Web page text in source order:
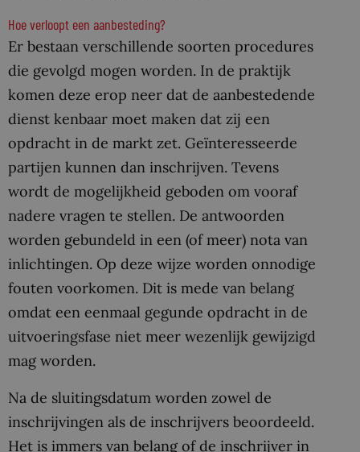
Hoe verloopt een aanbesteding?
Er bestaan verschillende soorten procedures
die gevolgd mogen worden. In de praktijk
komen deze erop neer dat de aanbestedende
dienst kenbaar moet maken dat zij een
opdracht in de markt zet. Geïnteresseerde
partijen kunnen dan inschrijven. Tevens
wordt de mogelijkheid geboden om vooraf
nadere vragen te stellen. De antwoorden
worden gebundeld in een (of meer) nota van
inlichtingen. Op deze wijze worden onnodige
fouten voorkomen. Dit is mede van belang
omdat een eenmaal gegunde opdracht in de
uitvoeringsfase niet meer wezenlijk gewijzigd
mag worden.
Na de sluitingsdatum worden zowel de
inschrijvingen als de inschrijvers beoordeeld.
Het is immers van belang of de inschrijver in